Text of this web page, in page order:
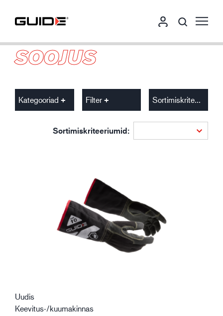
SOOJUS
Kategooriad Filter Sortimiskriteeriumid
Sortimiskriteeriumid:
Uudis
Keevitus-/kuumakinnas